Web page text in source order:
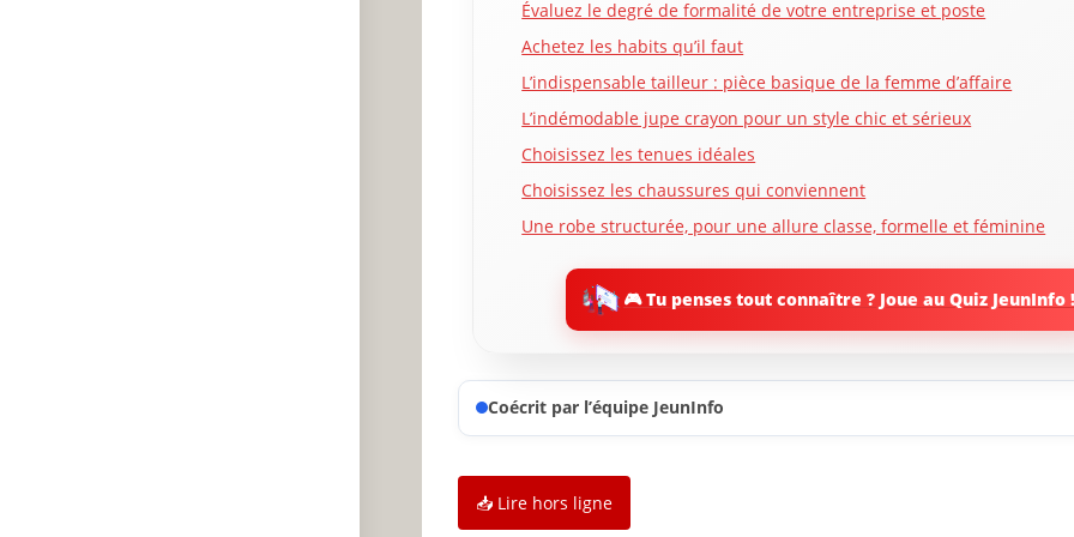
Évaluez le degré de formalité de votre entreprise et poste
Achetez les habits qu’il faut
L’indispensable tailleur : pièce basique de la femme d’affaire
L’indémodable jupe crayon pour un style chic et sérieux
Choisissez les tenues idéales
Choisissez les chaussures qui conviennent
Une robe structurée, pour une allure classe, formelle et féminine
Blazers classiques et vestes cintrées pour parfaire la tenue
Portez les accessoires convenables
Optez pour un maquillage simple
Optez pour une coupe de cheveux classique
Prenez soin de vos ongles
S’habiller comme des femmes d’affaires : un peu de couleur ne fera
🎮 Tu penses tout connaître ? Joue au Quiz JeunInfo !
Coécrit par l’équipe JeunInfo
📥 Lire hors ligne